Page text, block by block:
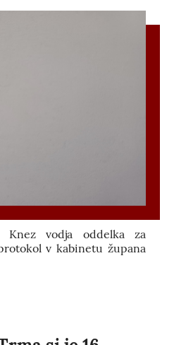
Knez vodja oddelka za
v kabinetu župana